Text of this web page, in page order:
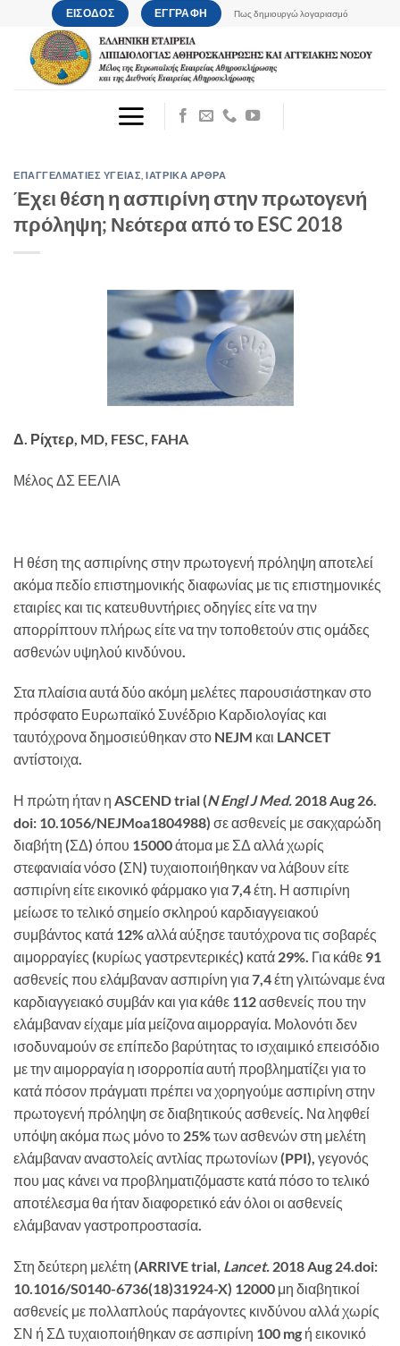
Μετάβαση
περιεχόμενο
ΕΙΣΟΔΟΣ ΕΓΓΡΑΦΗ Πως δημιουργώ λογαριασμό
ΕΠΑΓΓΕΛΜΑΤΙΕΣ ΥΓΕΙΑΣ ,ΙΑΤΡΙΚΑ ΑΡΘΡΑ
Έχει θέση η ασπιρίνη στην πρωτογενή
πρόληψη; Νεότερα από το ESC 2018
Δ. Ρίχτερ, MD, FESC, FAHA
Μέλος ΔΣ ΕΕΛΙΑ
Η θέση της ασπιρίνης στην πρωτογενή πρόληψη αποτελεί
ακόμα πεδίο επιστημονικής διαφωνίας με τις επιστημονικές
εταιρίες και τις κατευθυντήριες οδηγίες είτε να την
απορρίπτουν πλήρως είτε να την τοποθετούν στις ομάδες
ασθενών υψηλού κινδύνου.
Στα πλαίσια αυτά δύο ακόμη μελέτες παρουσιάστηκαν στο
πρόσφατο Ευρωπαϊκό Συνέδριο Καρδιολογίας και
ταυτόχρονα δημοσιεύθηκαν στο NEJM και LANCET
αντίστοιχα.
Η πρώτη ήταν η ASCEND trial (N Engl J Med. 2018 Aug 26.
doi: 10.1056/NEJMoa1804988) σε ασθενείς με σακχαρώδη
διαβήτη (ΣΔ) όπου 15000 άτομα με ΣΔ αλλά χωρίς
στεφανιαία νόσο (ΣΝ) τυχαιοποιήθηκαν να λάβουν είτε
ασπιρίνη είτε εικονικό φάρμακο για 7,4 έτη. Η ασπιρίνη
μείωσε το τελικό σημείο σκληρού καρδιαγγειακού
συμβάντος κατά 12% αλλά αύξησε ταυτόχρονα τις σοβαρές
αιμορραγίες (κυρίως γαστρεντερικές) κατά 29%. Για κάθε 91
ασθενείς που ελάμβαναν ασπιρίνη για 7,4 έτη γλιτώναμε ένα
καρδιαγγειακό συμβάν και για κάθε 112 ασθενείς που την
ελάμβαναν είχαμε μία μείζονα αιμορραγία. Μολονότι δεν
ισοδυναμούν σε επίπεδο βαρύτητας το ισχαιμικό επεισόδιο
με την αιμορραγία η ισορροπία αυτή προβληματίζει για το
κατά πόσον πράγματι πρέπει να χορηγούμε ασπιρίνη στην
πρωτογενή πρόληψη σε διαβητικούς ασθενείς. Να ληφθεί
υπόψη ακόμα πως μόνο το 25% των ασθενών στη μελέτη
ελάμβαναν αναστολείς αντλίας πρωτονίων (PPI), γεγονός
που μας κάνει να προβληματιζόμαστε κατά πόσο το τελικό
αποτέλεσμα θα ήταν διαφορετικό εάν όλοι οι ασθενείς
ελάμβαναν γαστροπροστασία.
Στη δεύτερη μελέτη (ARRIVE trial, Lancet. 2018 Aug 24.doi:
10.1016/S0140-6736(18)31924-X) 12000 μη διαβητικοί
ασθενείς με πολλαπλούς παράγοντες κινδύνου αλλά χωρίς
ΣΝ ή ΣΔ τυχαιοποιήθηκαν σε ασπιρίνη 100 mg ή εικονικό